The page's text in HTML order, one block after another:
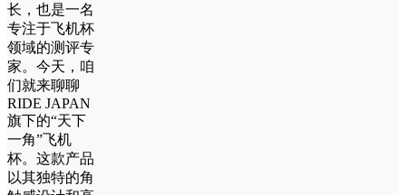
长，也是一名
专注于飞机杯
领域的测评专
家。今天，咱
们就来聊聊
RIDE JAPAN
旗下的“天下
一角”飞机
杯。这款产品
以其独特的角